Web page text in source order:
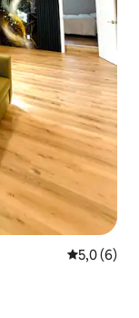
Просечна
5,0 (6)